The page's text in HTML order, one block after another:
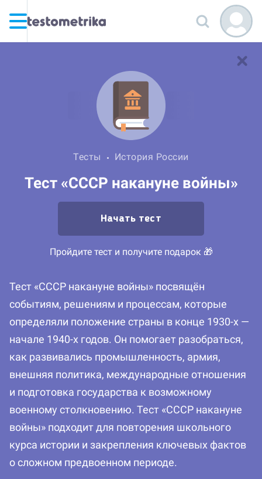
Тесты История России
Тест «СССР накануне войны»
Начать тест
Пройдите тест и получите подарок 🎁
Тест «СССР накануне войны» посвящён
событиям, решениям и процессам, которые
определяли положение страны в конце 1930-х —
начале 1940-х годов. Он помогает разобраться,
как развивались промышленность, армия,
внешняя политика, международные отношения
и подготовка государства к возможному
военному столкновению. Тест «СССР накануне
войны» подходит для повторения школьного
курса истории и закрепления ключевых фактов
о сложном предвоенном периоде.